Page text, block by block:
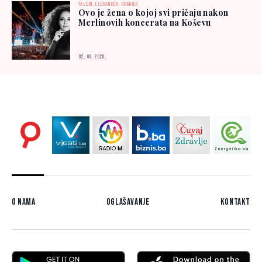
TALENT, ELEGANCIJA, OSMIJEH
Ovo je žena o kojoj svi pričaju nakon
Merlinovih koncerata na Koševu
02. 08. 2026.
O nama Oglašavanje Kontakt